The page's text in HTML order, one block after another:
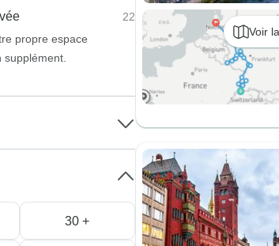
Voir
22
propre espace
supplément.
30 +